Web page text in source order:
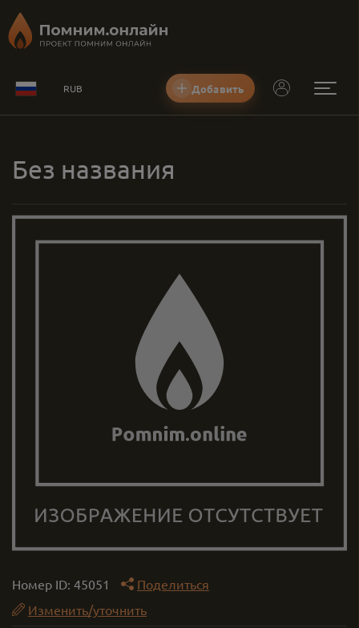
RUB Добавить
Без названия
Номер ID: 45051
Поделиться
Изменить/уточнить